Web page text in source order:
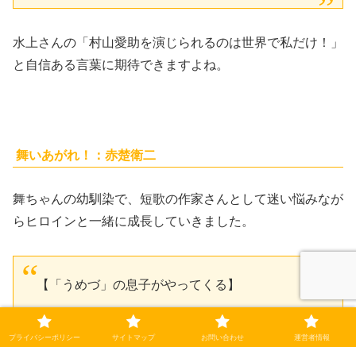
水上さんの「村山愛助を演じられるのは世界で私だけ！」
と自信ある言葉に期待できますよね。
舞いあがれ！：赤楚衛二
舞ちゃんの幼馴染で、短歌の作家さんとして迷い悩みなが
らヒロインと一緒に成長していきました。
【「うめづ」の息子がやってくる】
舞にとっても落ち着ける存在…幼なじみの梅津貴
プライバシーポリシー サイトマップ お問い合わせ 運営者情報